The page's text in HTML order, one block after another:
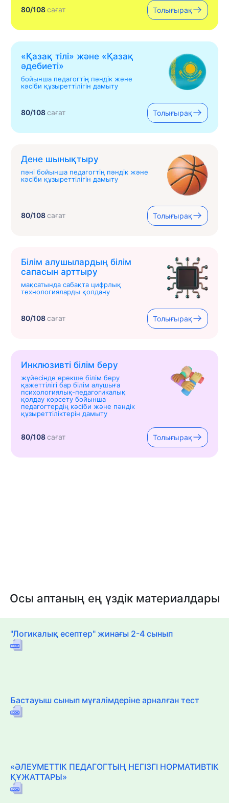
80/108сағат Толығырақ
«Қазақ тілі» жəне «Қазақ
əдебиеті»
бойынша педагогтің пәндік және
кәсіби құзыреттілігін дамыту
80/108сағат Толығырақ
Дене шынықтыру
пәні бойынша педагогтің пәндік және
кәсіби құзыреттілігін дамыту
80/108сағат Толығырақ
Білім алушылардың білім
сапасын арттыру
мақсатында сабақта цифрлық
технологияларды қолдану
80/108сағат Толығырақ
Инклюзивті білім беру
жүйесінде ерекше білім беру
қажеттілігі бар білім алушыға
психологиялық-педагогикалық
қолдау көрсету бойынша
педагогтердің кәсіби және пәндік
құзыреттіліктерін дамыту
80/108сағат Толығырақ
Осы аптаның ең үздік материалдары
"Логикалық есептер" жинағы 2-4 сынып
Бастауыш сынып мұғалімдеріне арналған тест
«ӘЛЕУМЕТТІК ПЕДАГОГТЫҢ НЕГІЗГІ НОРМАТИВТІК
ҚҰЖАТТАРЫ»